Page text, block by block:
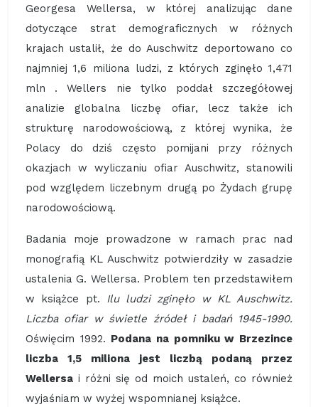
Georgesa Wellersa, w której analizując dane
dotyczące strat demograficznych w różnych
krajach ustalił, że do Auschwitz deportowano co
najmniej 1,6 miliona ludzi, z których zginęło 1,471
mln . Wellers nie tylko poddał szczegółowej
analizie globalna liczbę ofiar, lecz także ich
strukturę narodowościową, z której wynika, że
Polacy do dziś często pomijani przy różnych
okazjach w wyliczaniu ofiar Auschwitz, stanowili
pod względem liczebnym drugą po Żydach grupę
narodowościową.
Badania moje prowadzone w ramach prac nad
monografią KL Auschwitz potwierdziły w zasadzie
ustalenia G. Wellersa. Problem ten przedstawiłem
w książce pt. Ilu ludzi zginęło w KL Auschwitz.
Liczba ofiar w świetle źródeł i badań 1945-1990.
Oświęcim 1992. Podana na pomniku w Brzezince
liczba 1,5 miliona jest liczbą podaną przez
Wellersa i różni się od moich ustaleń, co również
wyjaśniam w wyżej wspomnianej książce.